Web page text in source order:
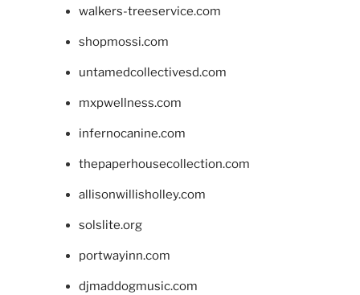
walkers-treeservice.com
shopmossi.com
untamedcollectivesd.com
mxpwellness.com
infernocanine.com
thepaperhousecollection.com
allisonwillisholley.com
solslite.org
portwayinn.com
djmaddogmusic.com